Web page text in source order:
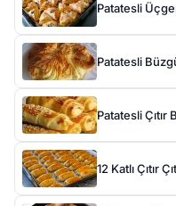
Patatesli
Patatesli
Patatesli Çıtır
12 Katlı Çıtır